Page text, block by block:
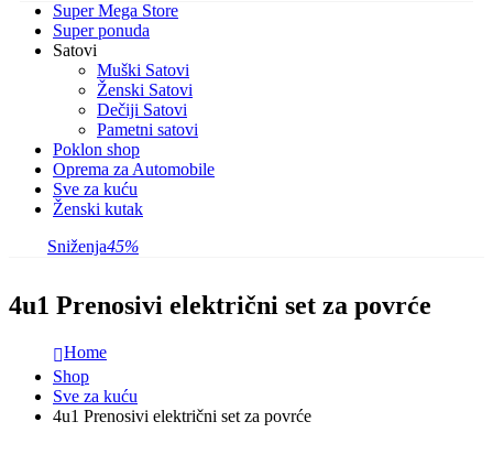
Super Mega Store
Super ponuda
Satovi
Muški Satovi
Ženski Satovi
Dečiji Satovi
Pametni satovi
Poklon shop
Oprema za Automobile
Sve za kuću
Ženski kutak
Sniženja45%
4u1 Prenosivi električni set za povrće
Home
Shop
Sve za kuću
4u1 Prenosivi električni set za povrće